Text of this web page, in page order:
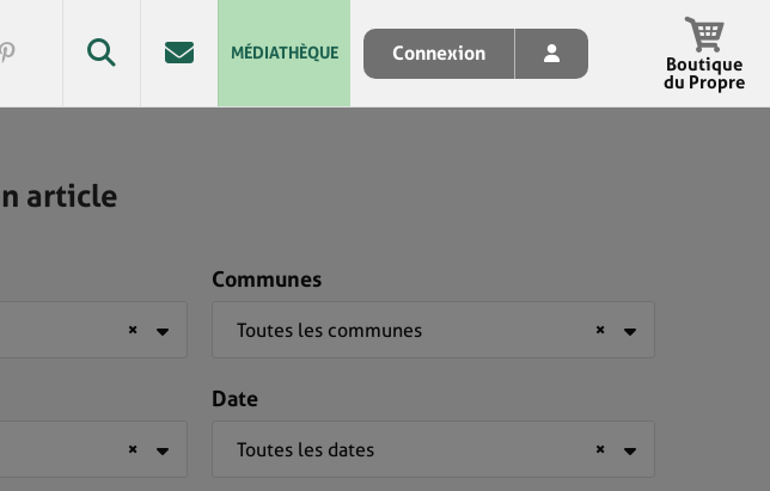
MÉDIATHÈQUE
Connexion
Boutique
du Propre
article
×
Communes
×
Toutes les communes
×
Date
×
Toutes les dates